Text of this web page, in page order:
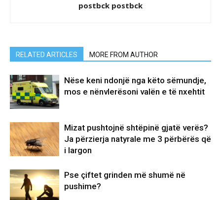
postbck postbck
RELATED ARTICLES MORE FROM AUTHOR
Nëse keni ndonjë nga këto sëmundje,
mos e nënvlerësoni valën e të nxehtit
Mizat pushtojnë shtëpinë gjatë verës?
Ja përzierja natyrale me 3 përbërës që
i largon
Pse çiftet grinden më shumë në
pushime?